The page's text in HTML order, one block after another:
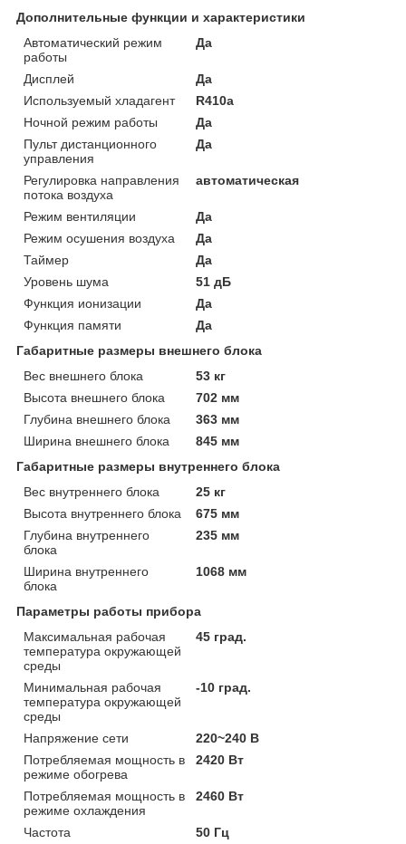
Дополнительные функции и характеристики
Автоматический режим
работы
Да
Дисплей
Да
Используемый хладагент
R410a
Ночной режим работы
Да
Пульт дистанционного
управления
Да
Регулировка направления
потока воздуха
автоматическая
Режим вентиляции
Да
Режим осушения воздуха
Да
Таймер
Да
Уровень шума
51 дБ
Функция ионизации
Да
Функция памяти
Да
Габаритные размеры внешнего блока
Вес внешнего блока
53 кг
Высота внешнего блока
702 мм
Глубина внешнего блока
363 мм
Ширина внешнего блока
845 мм
Габаритные размеры внутреннего блока
Вес внутреннего блока
25 кг
Высота внутреннего блока
675 мм
Глубина внутреннего
блока
235 мм
Ширина внутреннего
блока
1068 мм
Параметры работы прибора
Максимальная рабочая
температура окружающей
среды
45 град.
Минимальная рабочая
температура окружающей
среды
-10 град.
Напряжение сети
220~240 В
Потребляемая мощность в
режиме обогрева
2420 Вт
Потребляемая мощность в
режиме охлаждения
2460 Вт
Частота
50 Гц